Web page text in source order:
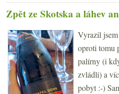
Zpět ze Skotska a láhev
Vyrazil
oproti tomu
palírny (i
zvládli) a
pobyt :-)